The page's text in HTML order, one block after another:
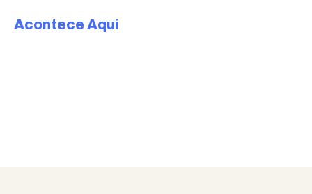
Acontece Aqui